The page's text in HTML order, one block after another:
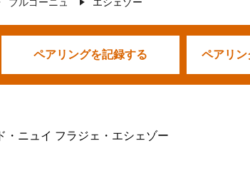
ペアリングを記録する ペアリン
・ニュイ フラジェ・エシェゾー